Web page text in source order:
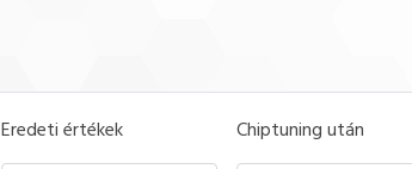
Eredeti értékek Chiptuning után